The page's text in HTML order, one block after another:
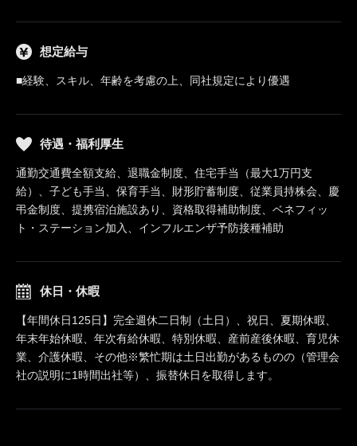
想定給与
■経験、スキル、年齢を考慮の上、同社規定により優遇
待遇・福利厚生
通勤交通費全額支給、退職金制度、住宅手当（最大1万円支
給）、子ども手当、保育手当、財形貯蓄制度、従業員持株会、慶
弔金制度、提携宿泊施設あり、資格取得補助制度、ベネフィッ
ト・ステーション加入、インフルエンザ予防接種補助
休日・休暇
【年間休日125日】完全週休二日制（土日）、祝日、夏期休暇、
年末年始休暇、年次有給休暇、特別休暇、産前産後休暇、育児休
業、介護休暇、その他※繁忙期は土日出勤があるものの（管理会
社の説明に1時間出社等）、振替休日を取得します。